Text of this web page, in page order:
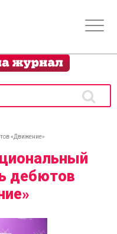
«Движение»
дебютов